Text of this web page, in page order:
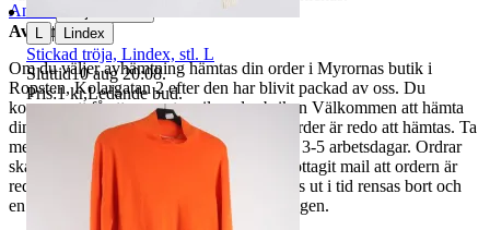
Avhämtning
Om du väljer avhämtning hämtas din order i Myrornas butik i
Ropsten, Kolargatan 2 efter den har blivit packad av oss. Du
kommer att få ett separat mail med rubriken Välkommen att hämta
din order på Myrorna i Ropsten! när din order är redo att hämtas. Ta
med legitimation. Hanteringstiden är cirka 3-5 arbetsdagar. Ordrar
ska hämtas senast 7 dagar efter att man mottagit mail att ordern är
redo för avhämtning. Ordrar som ej hämtas ut i tid rensas bort och
en avgift på 84 kr dras av från återbetalningen.
Anmäl
L | Lindex
Stickad tröja, Lindex, stl. L
Sluttid10 aug 20:08.
Pris:1 kr,Ledande bud.